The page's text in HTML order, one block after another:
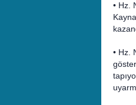
• Hz.
• Hz.